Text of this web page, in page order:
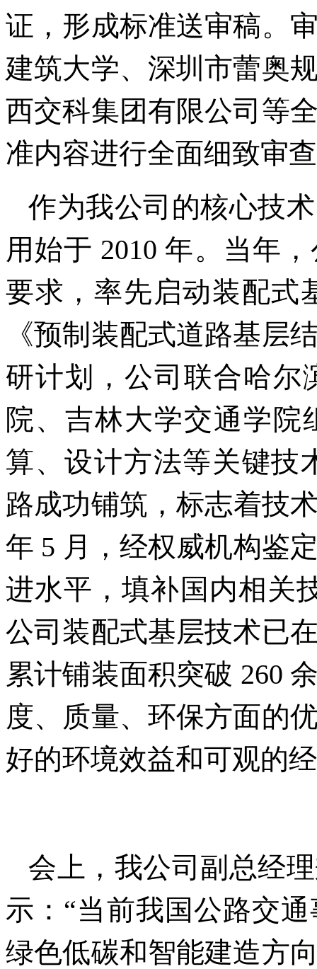
证，形成标准送审稿。
建筑大学、深圳市蕾奥
西交科集团有限公司等
准内容进行全面细致审
作为我公司的核心技
用始于 2010 年。当年
要求，率先启动装配式
《预制装配式道路基层
研计划，公司联合哈尔
院、吉林大学交通学院
算、设计方法等关键技
路成功铺筑，标志着技
年 5 月，经权威机构鉴
进水平，填补国内相关
公司装配式基层技术已
累计铺装面积突破 260
度、质量、环保方面的
好的环境效益和可观的
会上，我公司副总经
示：“当前我国公路交
绿色低碳和智能建造方